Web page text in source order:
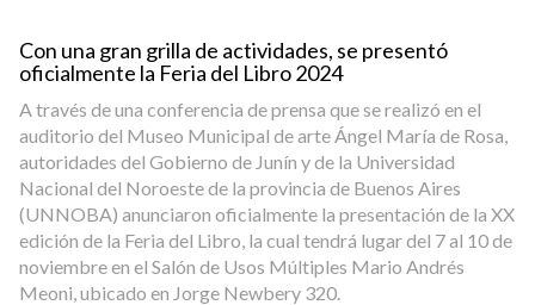
Con una gran grilla de actividades, se presentó
oficialmente la Feria del Libro 2024
A través de una conferencia de prensa que se realizó en el
auditorio del Museo Municipal de arte Ángel María de Rosa,
autoridades del Gobierno de Junín y de la Universidad
Nacional del Noroeste de la provincia de Buenos Aires
(UNNOBA) anunciaron oficialmente la presentación de la XX
edición de la Feria del Libro, la cual tendrá lugar del 7 al 10 de
noviembre en el Salón de Usos Múltiples Mario Andrés
Meoni, ubicado en Jorge Newbery 320.